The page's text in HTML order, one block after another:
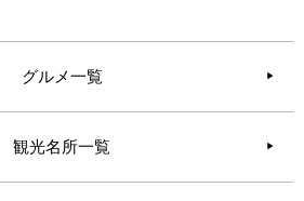
グルメ一覧
観光名所一覧